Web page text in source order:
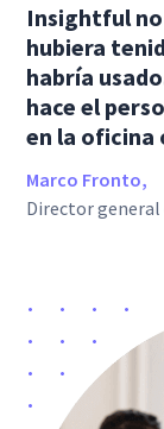
Insightful
hubiera
habría
hace el
en la oficina
Marco Fronto,
Director